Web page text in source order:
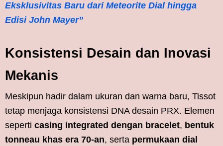
Eksklusivitas Baru dari Meteorite Dial hingga
Edisi John Mayer”
Konsistensi Desain dan Inovasi
Mekanis
Meskipun hadir dalam ukuran dan warna baru, Tissot
tetap menjaga konsistensi DNA desain PRX. Elemen
seperti casing integrated dengan bracelet, bentuk
tonneau khas era 70-an, serta permukaan dial